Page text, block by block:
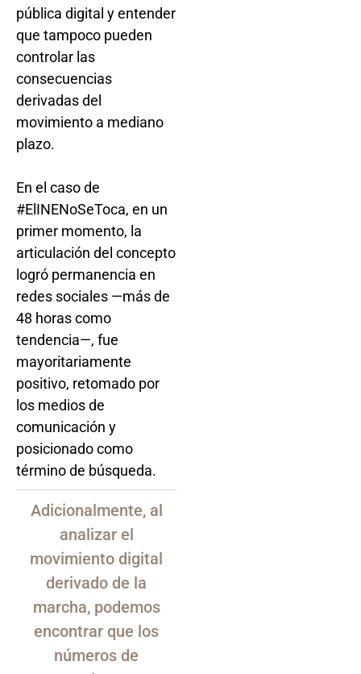
pública digital y entender
que tampoco pueden
controlar las
consecuencias
derivadas del
movimiento a mediano
plazo.
En el caso de
#ElINENoSeToca, en un
primer momento, la
articulación del concepto
logró permanencia en
redes sociales —más de
48 horas como
tendencia—, fue
mayoritariamente
positivo, retomado por
los medios de
comunicación y
posicionado como
término de búsqueda.
Adicionalmente, al
analizar el
movimiento digital
derivado de la
marcha, podemos
encontrar que los
números de